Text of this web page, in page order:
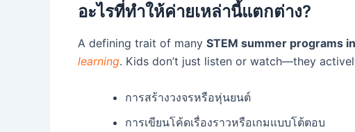
อะไรที่ทำให้ค่ายเหล่านี้แตกต่าง?
A defining trait of many STEM summer programs
learning. Kids don’t just listen or watch—they
การสร้างวงจรหรือหุ่นยนต์
การเขียนโค้ดเรื่องราวหรือเกมแบบโต้ตอบ